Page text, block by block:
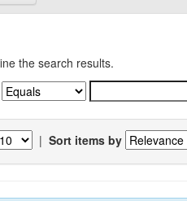
the search results.
| Sort items by